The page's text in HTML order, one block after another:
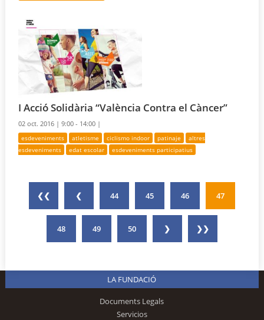
I Acció Solidària “València Contra el Càncer”
02 oct. 2016 |9:00 - 14:00 |
esdeveniments atletisme ciclismo indoor patinaje
altres
esdeveniments
edat escolar esdeveniments participatius
❮❮ ❮ 44 45 46 47
48 49 50 ❯ ❯❯
LA FUNDACIÓ
Documents Legals
Servicios